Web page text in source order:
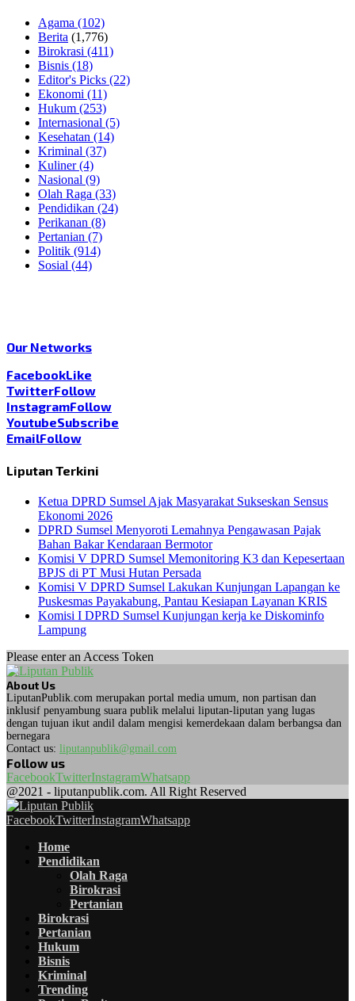
Agama (102)
Berita (1,776)
Birokrasi (411)
Bisnis (18)
Editor's Picks (22)
Ekonomi (11)
Hukum (253)
Internasional (5)
Kesehatan (14)
Kriminal (37)
Kuliner(4)
Nasional (9)
Olah Raga (33)
Pendidikan (24)
Perikanan (8)
Pertanian (7)
Politik (914)
Sosial (44)
Our Networks
FacebookLike
TwitterFollow
InstagramFollow
YoutubeSubscribe
EmailFollow
Liputan Terkini
Ketua DPRD Sumsel Ajak Masyarakat Sukseskan Sensus
Ekonomi 2026
DPRD Sumsel Menyoroti Lemahnya Pengawasan Pajak
Bahan Bakar Kendaraan Bermotor
Komisi V DPRD Sumsel Memonitoring K3 dan Kepesertaan
BPJS di PT Musi Hutan Persada
Komisi V DPRD Sumsel Lakukan Kunjungan Lapangan ke
Puskesmas Payakabung, Pantau Kesiapan Layanan KRIS
Komisi I DPRD Sumsel Kunjungan kerja ke Diskominfo
Lampung
Please enter an Access Token
About Us
LiputanPublik.com merupakan portal media umum, non partisan dan
inklusif penyambung suara publik melalui liputan-liputan yang lugas
dengan tujuan ikut andil dalam mengisi kemerdekaan dalam berbangsa dan
bernegara
Contact us: liputanpublik@gmail.com
Follow us
FacebookTwitterInstagramWhatsapp
@2021 - liputanpublik.com. All Right Reserved
FacebookTwitterInstagramWhatsapp
Home
Pendidikan
Olah Raga
Birokrasi
Pertanian
Birokrasi
Pertanian
Hukum
Bisnis
Kriminal
Trending